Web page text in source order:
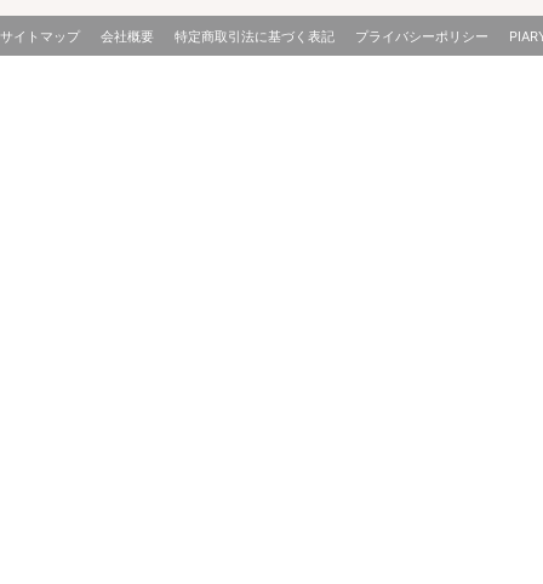
サイトマップ 会社概要 特定商取引法に基づく表記 プライバシーポリシー